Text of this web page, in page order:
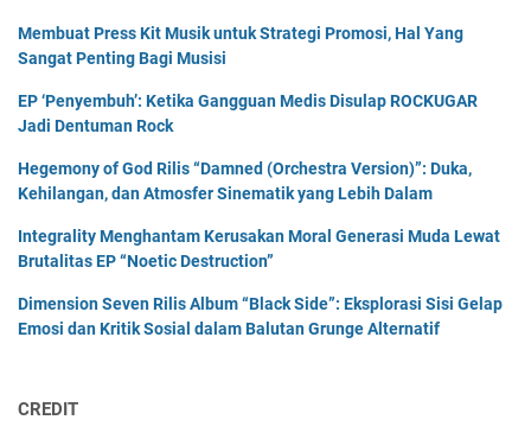
Membuat Press Kit Musik untuk Strategi Promosi, Hal Yang
Sangat Penting Bagi Musisi
EP ‘Penyembuh’: Ketika Gangguan Medis Disulap ROCKUGAR
Jadi Dentuman Rock
Hegemony of God Rilis “Damned (Orchestra Version)”: Duka,
Kehilangan, dan Atmosfer Sinematik yang Lebih Dalam
Integrality Menghantam Kerusakan Moral Generasi Muda Lewat
Brutalitas EP “Noetic Destruction”
Dimension Seven Rilis Album “Black Side”: Eksplorasi Sisi Gelap
Emosi dan Kritik Sosial dalam Balutan Grunge Alternatif
CREDIT